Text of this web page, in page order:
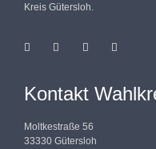
Kreis Gütersloh.
Kontakt
Moltkestraße 56
33330 Gütersloh